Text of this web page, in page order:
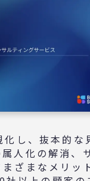
し、抜本的な
人化の解消、
ざまなメリッ